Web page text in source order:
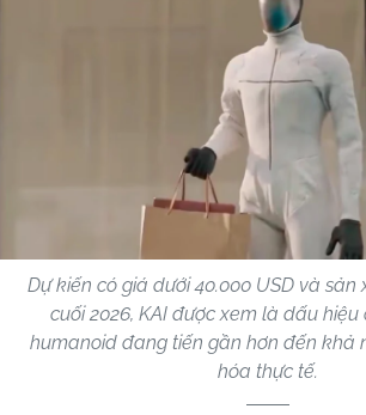
Dự kiến có giá dưới 40.000 USD và
cuối 2026, KAI được xem là dấu
humanoid đang tiến gần hơn đến khả
hóa thực tế.